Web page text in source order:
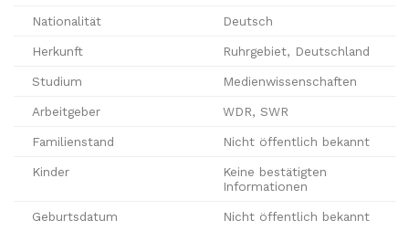
Nationalität Deutsch
Herkunft Ruhrgebiet, Deutschland
Studium Medienwissenschaften
Arbeitgeber WDR, SWR
Familienstand Nicht öffentlich bekannt
Kinder
Keine bestätigten
Informationen
Geburtsdatum Nicht öffentlich bekannt